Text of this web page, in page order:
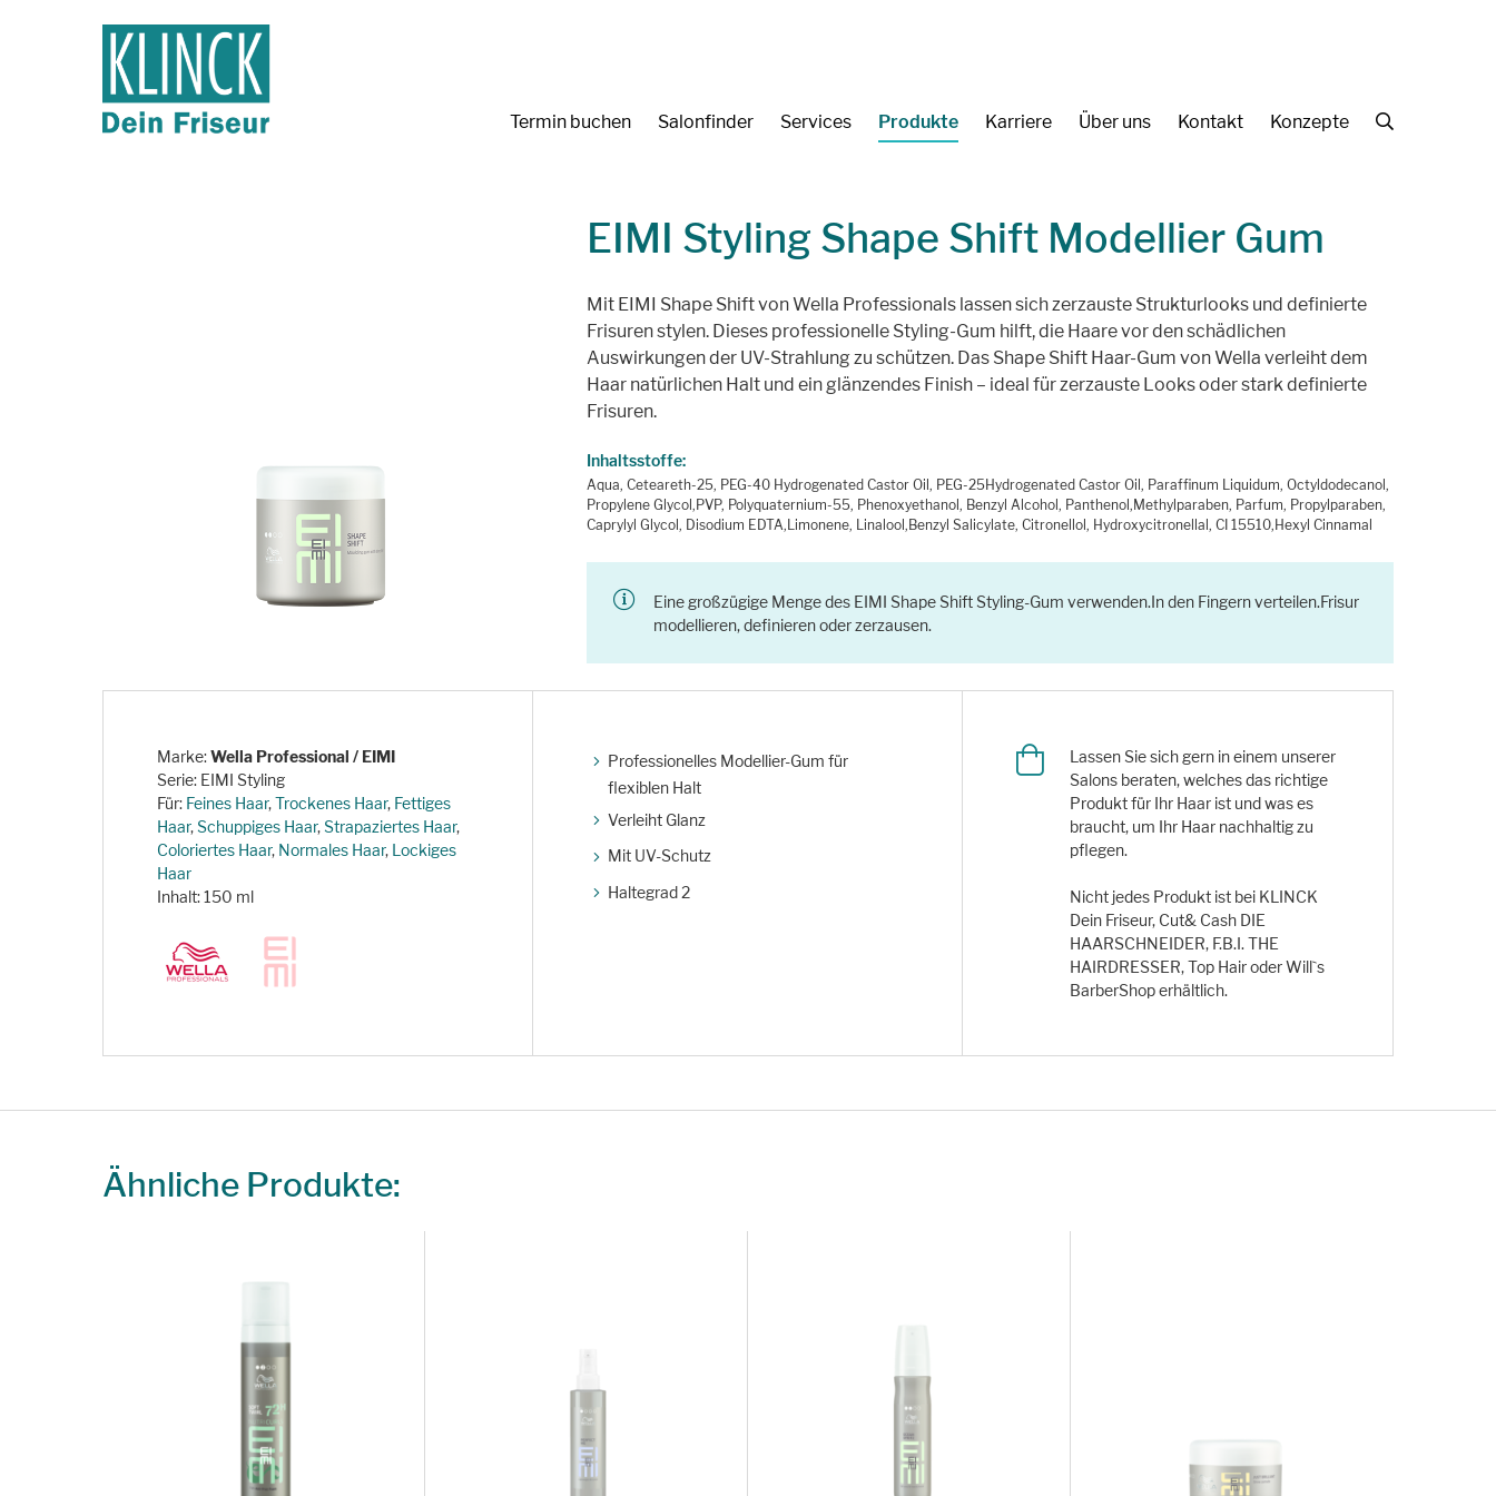
Termin buchen Salonfinder Services Produkte Karriere Über uns Kontakt Konzepte
EIMI Styling Shape Shift Modellier Gum
Mit EIMI Shape Shift von Wella Professionals lassen sich zerzauste Strukturlooks und definierte
Frisuren stylen. Dieses professionelle Styling-Gum hilft, die Haare vor den schädlichen
Auswirkungen der UV-Strahlung zu schützen. Das Shape Shift Haar-Gum von Wella verleiht dem
Haar natürlichen Halt und ein glänzendes Finish – ideal für zerzauste Looks oder stark definierte
Frisuren.
Inhaltsstoffe:
Aqua, Ceteareth-25, PEG-40 Hydrogenated Castor Oil, PEG-25Hydrogenated Castor Oil, Paraffinum Liquidum, Octyldodecanol,
Propylene Glycol,PVP, Polyquaternium-55, Phenoxyethanol, Benzyl Alcohol, Panthenol,Methylparaben, Parfum, Propylparaben,
Caprylyl Glycol, Disodium EDTA,Limonene, Linalool,Benzyl Salicylate, Citronellol, Hydroxycitronellal, CI 15510,Hexyl Cinnamal
Eine großzügige Menge des EIMI Shape Shift Styling-Gum verwenden.In den Fingern verteilen.Frisur
modellieren, definieren oder zerzausen.
Marke:Wella Professional / EIMI
Serie: EIMI Styling
Für: Feines Haar,Trockenes Haar, Fettiges
Haar,Schuppiges Haar,Strapaziertes Haar,
Coloriertes Haar, Normales Haar, Lockiges
Haar
Inhalt: 150 ml
Professionelles Modellier-Gum für
flexiblen Halt
Verleiht Glanz
Mit UV-Schutz
Haltegrad 2
Lassen Sie sich gern in einem unserer
Salons beraten, welches das richtige
Produkt für Ihr Haar ist und was es
braucht, um Ihr Haar nachhaltig zu
pflegen.
Nicht jedes Produkt ist bei KLINCK
Dein Friseur, Cut& Cash DIE
HAARSCHNEIDER, F.B.I. THE
HAIRDRESSER, Top Hair oder Will`s
BarberShop erhältlich.
Ähnliche Produkte: